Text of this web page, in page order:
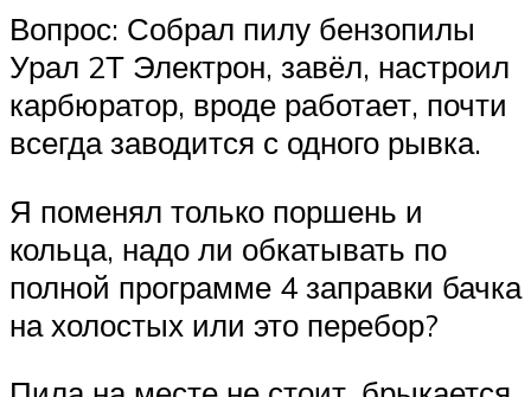
Вопрос: Собрал пилу бензопилы
Урал 2Т Электрон, завёл, настроил
карбюратор, вроде работает, почти
всегда заводится с одного рывка.
Я поменял только поршень и
кольца, надо ли обкатывать по
полной программе 4 заправки бачка
на холостых или это перебор?